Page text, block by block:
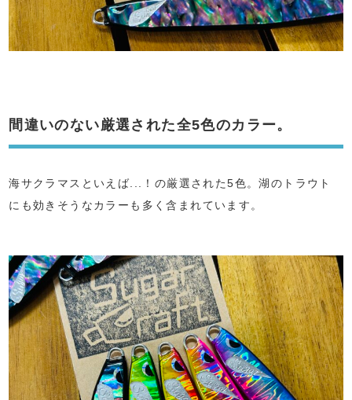
間違いのない厳選された全5色のカラー。
海サクラマスといえば...！の厳選された5色。湖のトラウト
にも効きそうなカラーも多く含まれています。